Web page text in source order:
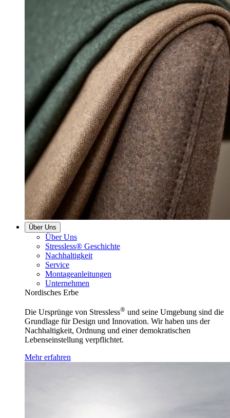
Über Uns
Über Uns
Stressless® Geschichte
Nachhaltigkeit
Service
Montageanleitungen
Unternehmen
Nordisches Erbe
Die Ursprünge von Stressless® und seine Umgebung sind die
Grundlage für Design und Innovation. Wir haben uns der
Nachhaltigkeit, Ordnung und einer demokratischen
Lebenseinstellung verpflichtet.
Mehr erfahren